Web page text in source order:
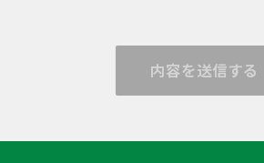
内容を送信する